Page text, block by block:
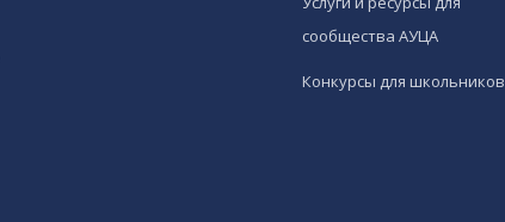
сообщества АУЦА
Конкурсы для школьников